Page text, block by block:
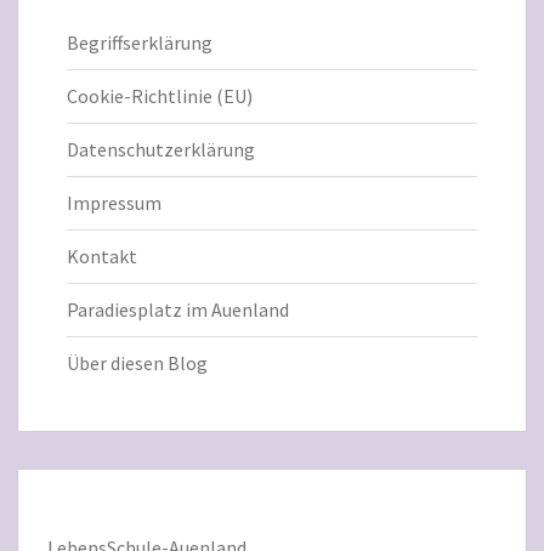
Begriffserklärung
Cookie-Richtlinie (EU)
Datenschutzerklärung
Impressum
Kontakt
Paradiesplatz im Auenland
Über diesen Blog